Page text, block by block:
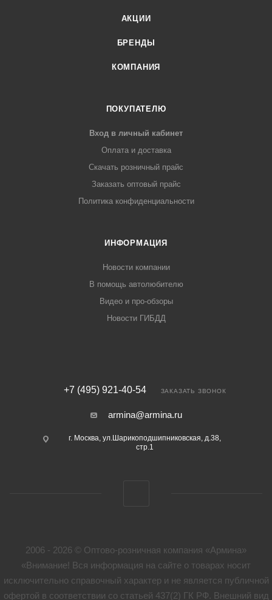
АКЦИИ
БРЕНДЫ
КОМПАНИЯ
ПОКУПАТЕЛЮ
Вход в личный кабинет
Оплата и доставка
Скачать розничный прайс
Заказать оптовый прайс
Политика конфиденциальности
ИНФОРМАЦИЯ
Новости компании
В помощь автолюбителю
Видео и про-обзоры
Новости ГИБДД
+7 (495) 921-40-54 ЗАКАЗАТЬ ЗВОНОК
armina@armina.ru
г. Москва, ул.Шарикоподшипниковская, д.38,
стр.1
2006 - 2026 © Оптово-розничная компания «Армина»
«Внимание! Вся информация на сайте о товарах носит
исключительно справочный характер и не является публичной
офертой в соответствии со статьей 437(2) ГК РФ. Внешний вид